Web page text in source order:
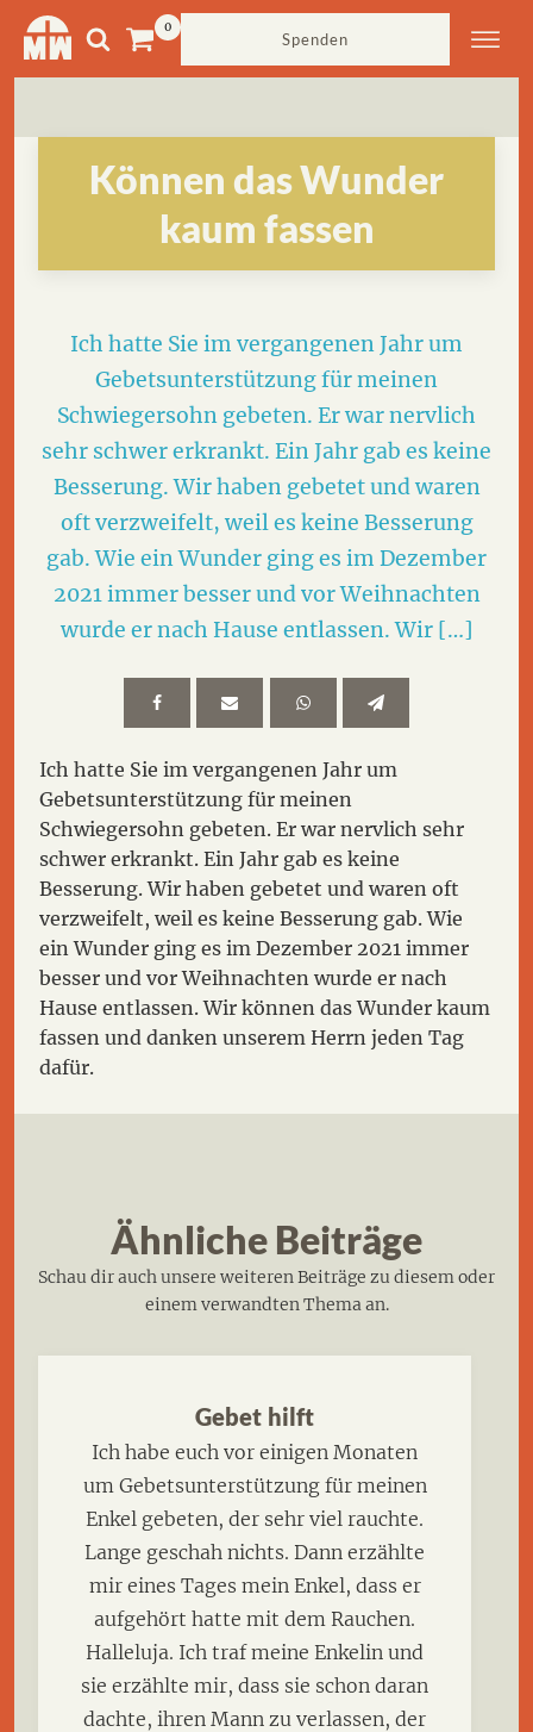
Spenden
Können das Wunder
kaum fassen
Ich hatte Sie im vergangenen Jahr um
Gebetsunterstützung für meinen
Schwiegersohn gebeten. Er war nervlich
sehr schwer erkrankt. Ein Jahr gab es keine
Besserung. Wir haben gebetet und waren
oft verzweifelt, weil es keine Besserung
gab. Wie ein Wunder ging es im Dezember
2021 immer besser und vor Weihnachten
wurde er nach Hause entlassen. Wir […]
Ich hatte Sie im vergangenen Jahr um
Gebetsunterstützung für meinen
Schwiegersohn gebeten. Er war nervlich sehr
schwer erkrankt. Ein Jahr gab es keine
Besserung. Wir haben gebetet und waren oft
verzweifelt, weil es keine Besserung gab. Wie
ein Wunder ging es im Dezember 2021 immer
besser und vor Weihnachten wurde er nach
Hause entlassen. Wir können das Wunder kaum
fassen und danken unserem Herrn jeden Tag
dafür.
Ähnliche Beiträge
Schau dir auch unsere weiteren Beiträge zu diesem oder
einem verwandten Thema an.
Gebet hilft
Ich habe euch vor einigen Monaten
um Gebetsunterstützung für meinen
Enkel gebeten, der sehr viel rauchte.
Lange geschah nichts. Dann erzählte
mir eines Tages mein Enkel, dass er
aufgehört hatte mit dem Rauchen.
Halleluja. Ich traf meine Enkelin und
sie erzählte mir, dass sie schon daran
dachte, ihren Mann zu verlassen, der